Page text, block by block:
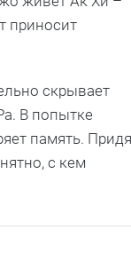
приносит
скрывает
В попытке
память. Придя
с кем